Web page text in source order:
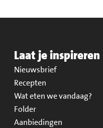
Laat je inspireren
Nieuwsbrief
Recepten
Wat eten we vandaag?
Folder
Aanbiedingen